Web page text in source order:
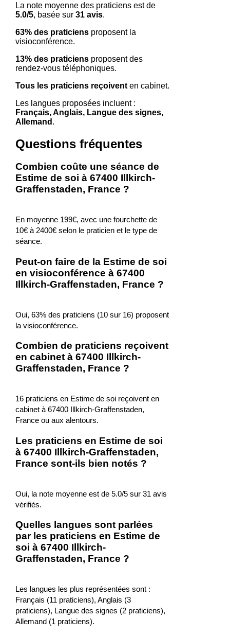
La note moyenne des praticiens est de
5.0/5, basée sur 31 avis.
63% des praticiensproposent la
visioconférence.
13% des praticiensproposent des
rendez-vous téléphoniques.
Tous les praticiens reçoiventen cabinet.
Les langues proposées incluent :
Français, Anglais, Langue des signes,
Allemand .
Questions fréquentes
Combien coûte une séance de
Estime de soi à 67400 Illkirch-
Graffenstaden, France ?
En moyenne 199€, avec une fourchette de
10€ à 2400€ selon le praticien et le type de
séance.
Peut-on faire de la Estime de soi
en visioconférence à 67400
Illkirch-Graffenstaden, France ?
Oui, 63% des praticiens (10 sur 16) proposent
la visioconférence.
Combien de praticiens reçoivent
en cabinet à 67400 Illkirch-
Graffenstaden, France ?
16 praticiens en Estime de soi reçoivent en
cabinet à 67400 Illkirch-Graffenstaden,
France ou aux alentours.
Les praticiens en Estime de soi
à 67400 Illkirch-Graffenstaden,
France sont-ils bien notés ?
Oui, la note moyenne est de 5.0/5 sur 31 avis
vérifiés.
Quelles langues sont parlées
par les praticiens en Estime de
soi à 67400 Illkirch-
Graffenstaden, France ?
Les langues les plus représentées sont :
Français (11 praticiens), Anglais (3
praticiens), Langue des signes (2 praticiens),
Allemand (1 praticiens).